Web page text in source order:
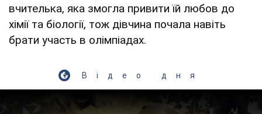
вчителька, яка змогла привити їй любов до
хімії та біології, тож дівчина почала навіть
брати участь в олімпіадах.
Відео дня